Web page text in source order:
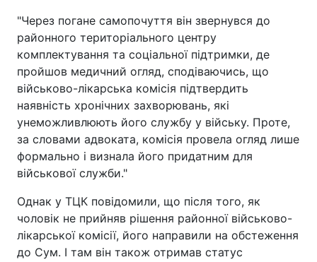
"Через погане самопочуття він звернувся до
районного територіального центру
комплектування та соціальної підтримки, де
пройшов медичний огляд, сподіваючись, що
військово-лікарська комісія підтвердить
наявність хронічних захворювань, які
унеможливлюють його службу у війську. Проте,
за словами адвоката, комісія провела огляд лише
формально і визнала його придатним для
військової служби."
Однак у ТЦК повідомили, що після того, як
чоловік не прийняв рішення районної військово-
лікарської комісії, його направили на обстеження
до Сум. І там він також отримав статус